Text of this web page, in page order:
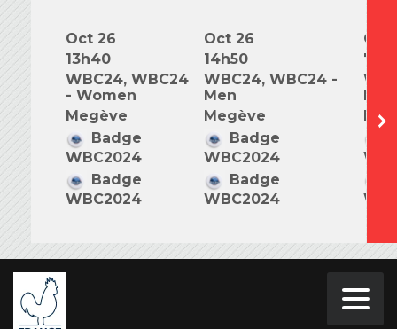
Oct 26
13h40
WBC24, WBC24
- Women
Megève
Badge
WBC2024
Badge
WBC2024
Oct 26
14h50
WBC24, WBC24 -
Men
Megève
Badge
WBC2024
Badge
WBC2024
Oct